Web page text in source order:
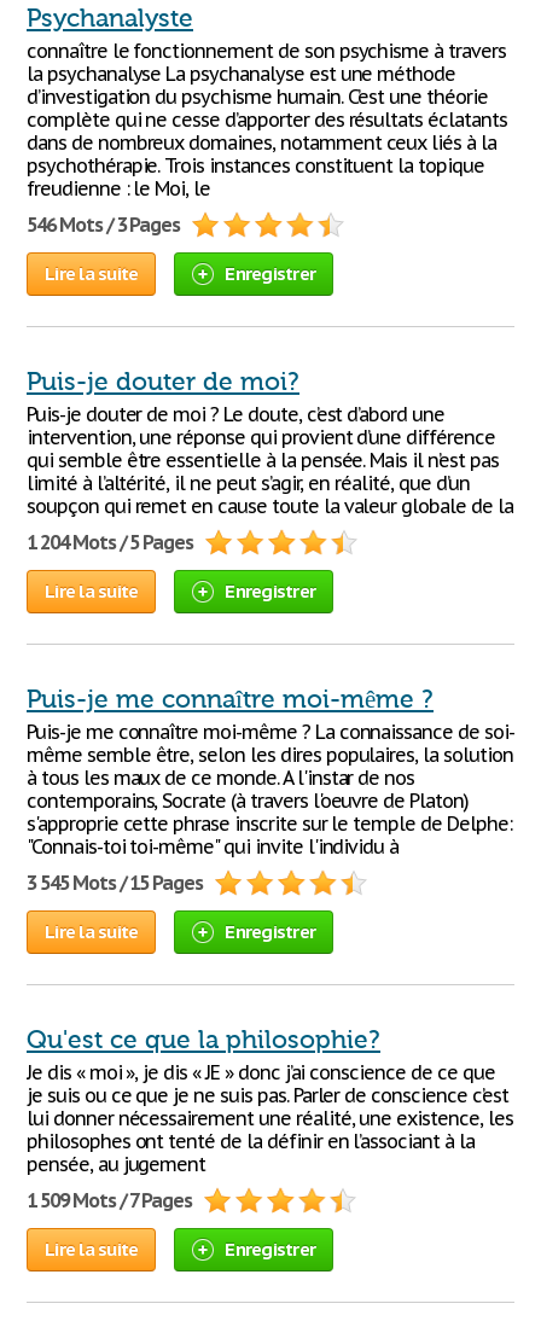
Psychanalyste
connaître le fonctionnement de son psychisme à travers
la psychanalyse La psychanalyse est une méthode
d’investigation du psychisme humain. C’est une théorie
complète qui ne cesse d’apporter des résultats éclatants
dans de nombreux domaines, notamment ceux liés à la
psychothérapie. Trois instances constituent la topique
freudienne : le Moi, le
546 Mots / 3 Pages
Lire la suite Enregistrer
Puis-je douter de moi?
Puis-je douter de moi ? Le doute, c’est d’abord une
intervention, une réponse qui provient d’une différence
qui semble être essentielle à la pensée. Mais il n’est pas
limité à l’altérité, il ne peut s’agir, en réalité, que d’un
soupçon qui remet en cause toute la valeur globale de la
1 204 Mots / 5 Pages
Lire la suite Enregistrer
Puis-je me connaître moi-même ?
Puis-je me connaître moi-même ? La connaissance de soi-
même semble être, selon les dires populaires, la solution
à tous les maux de ce monde. A l'instar de nos
contemporains, Socrate (à travers l'oeuvre de Platon)
s'approprie cette phrase inscrite sur le temple de Delphe:
"Connais-toi toi-même" qui invite l'individu à
3 545 Mots / 15 Pages
Lire la suite Enregistrer
Qu'est ce que la philosophie?
Je dis « moi », je dis « JE » donc j’ai conscience de ce que
je suis ou ce que je ne suis pas. Parler de conscience c’est
lui donner nécessairement une réalité, une existence, les
philosophes ont tenté de la définir en l’associant à la
pensée, au jugement
1 509 Mots / 7 Pages
Lire la suite Enregistrer